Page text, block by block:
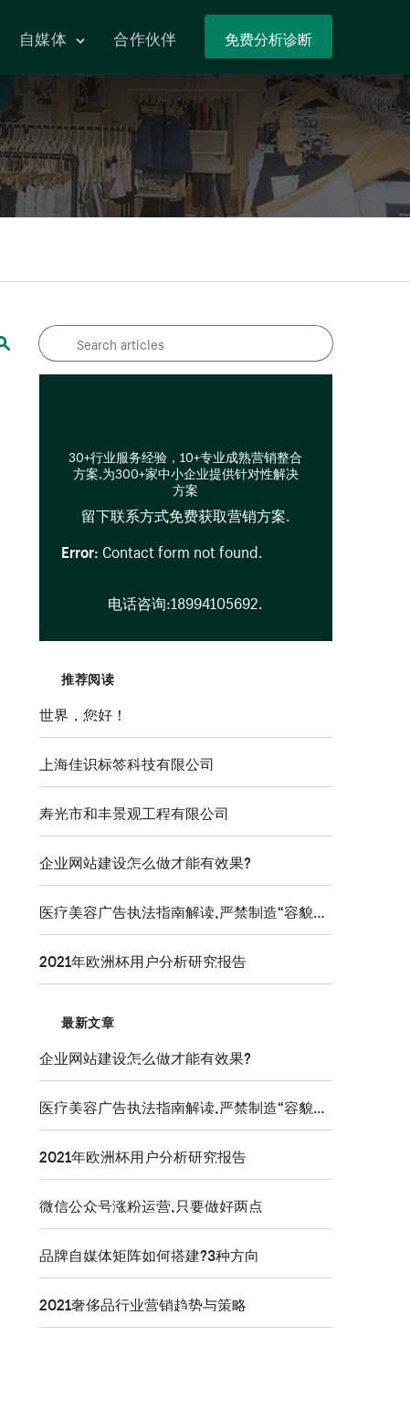
自媒体 合作伙伴
Search articles
Search
30+行业服务经验，10+专业成熟营销整合
方案,为300+家中小企业提供针对性解决
方案
留下联系方式免费获取营销方案.
Error: Contact form not found.
电话咨询:18994105692.
推荐阅读
世界，您好！
上海佳识标签科技有限公司
寿光市和丰景观工程有限公司
企业网站建设怎么做才能有效果?
2021年欧洲杯用户分析研究报告
最新文章
企业网站建设怎么做才能有效果?
2021年欧洲杯用户分析研究报告
微信公众号涨粉运营,只要做好两点
品牌自媒体矩阵如何搭建?3种方向
2021奢侈品行业营销趋势与策略